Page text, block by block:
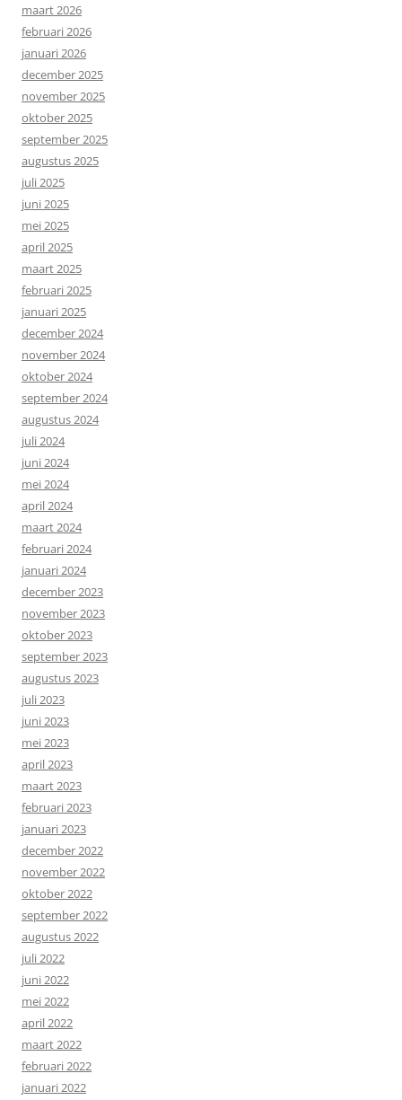
maart 2026
februari 2026
januari 2026
december 2025
november 2025
oktober 2025
september 2025
augustus 2025
juli 2025
juni 2025
mei 2025
april 2025
maart 2025
februari 2025
januari 2025
december 2024
november 2024
oktober 2024
september 2024
augustus 2024
juli 2024
juni 2024
mei 2024
april 2024
maart 2024
februari 2024
januari 2024
december 2023
november 2023
oktober 2023
september 2023
augustus 2023
juli 2023
juni 2023
mei 2023
april 2023
maart 2023
februari 2023
januari 2023
december 2022
november 2022
oktober 2022
september 2022
augustus 2022
juli 2022
juni 2022
mei 2022
april 2022
maart 2022
februari 2022
januari 2022